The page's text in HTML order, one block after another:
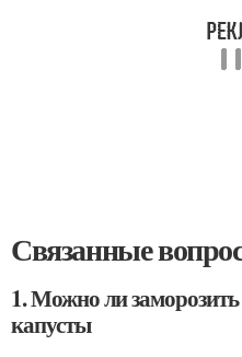
Связанные
1. Можно ли
капусты